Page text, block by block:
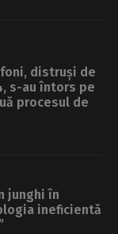
distruși de
s-au întors pe
procesul de
junghi în
ineficientă